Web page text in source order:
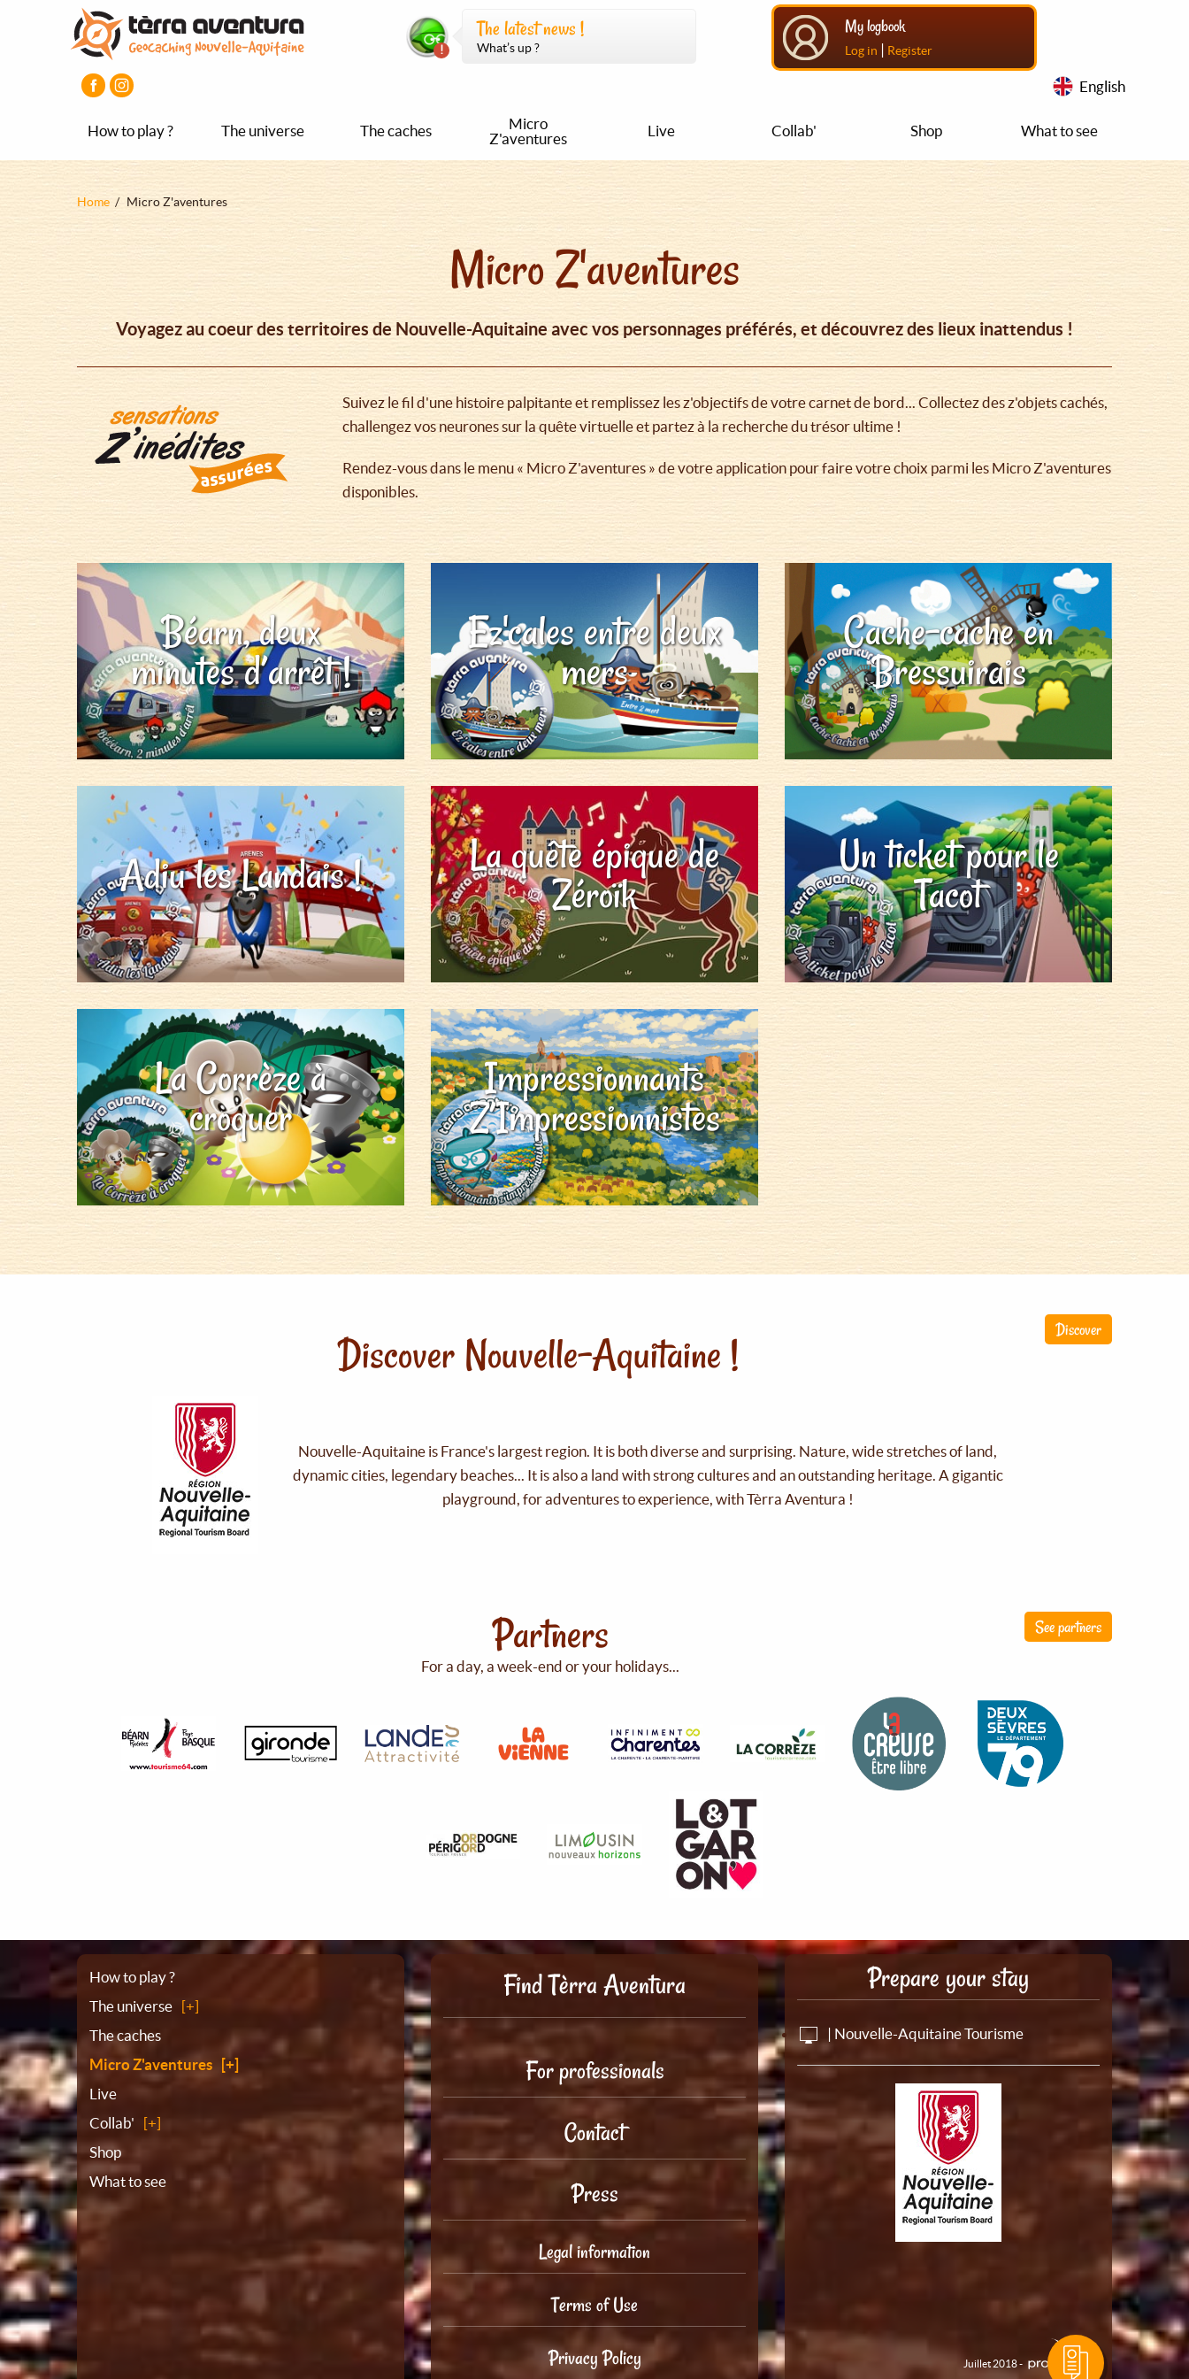
The latest news !
What’s up ?
My logbook
Log in | Register
English
How to play ? The universe The caches
Micro
Z'aventures
Live Collab' Shop What to see
Fil
Home Micro Z'aventures
Micro Z'aventures
Voyagez au coeur des territoires de Nouvelle-Aquitaine avec vos personnages préférés, et découvrez des lieux inattendus !
Suivez le fil d'une histoire palpitante et remplissez les z'objectifs de votre carnet de bord... Collectez des z'objets cachés,
challengez vos neurones sur la quête virtuelle et partez à la recherche du trésor ultime !
Rendez-vous dans le menu « Micro Z'aventures » de votre application pour faire votre choix parmi les Micro Z'aventures
disponibles.
Béarn, deux
minutes d’arrêt !
Ez'cales entre deux
mers
Cache-cache en
Bressuirais
Adiu les Landais ! La quête épique de
Zéroïk
Un ticket pour le
Tacot
La Corrèze à
croquer
Impressionnants
Z’Impressionnistes
Discover
Discover Nouvelle-Aquitaine !
Nouvelle-Aquitaine is France's largest region. It is both diverse and surprising. Nature, wide stretches of land,
dynamic cities, legendary beaches... It is also a land with strong cultures and an outstanding heritage. A gigantic
playground, for adventures to experience, with Tèrra Aventura !
See partners
Partners
For a day, a week-end or your holidays...
Sitemap
How to play ?
The universe
The caches
Micro Z'aventures
Live
Collab'
Shop
What to see
Find Tèrra Aventura
For professionals
Contact
Press
Legal information
Terms of Use
Privacy Policy
Prepare your stay
| Nouvelle-Aquitaine Tourisme
Juillet 2018 -